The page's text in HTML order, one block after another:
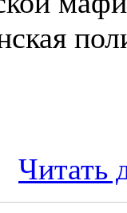
Читать